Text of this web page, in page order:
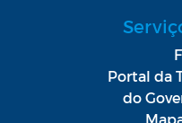
Portal da
do